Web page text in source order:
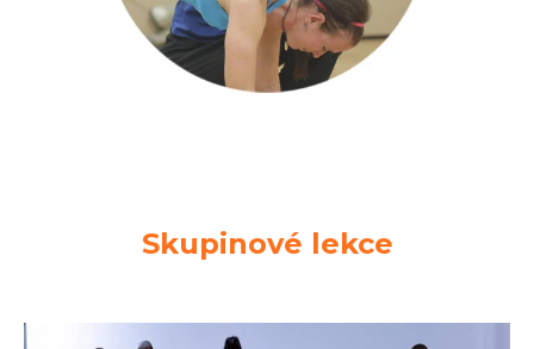
Skupinové lekce